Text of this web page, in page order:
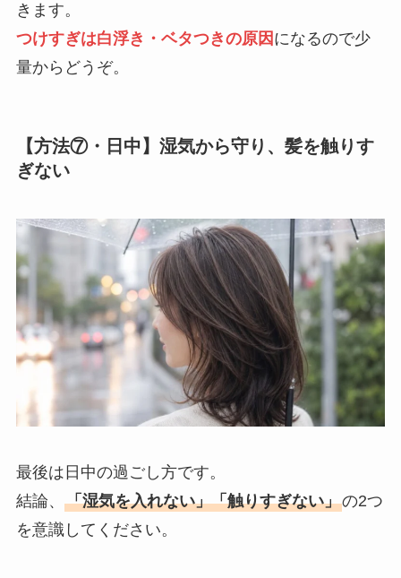
きます。
つけすぎは白浮き・ベタつきの原因 になるので少
量からどうぞ。
【方法⑦・日中】湿気から守り、髪を触りす
ぎない
最後は日中の過ごし方です。
結論、 「湿気を入れない」「触りすぎない」の2つ
を意識してください。